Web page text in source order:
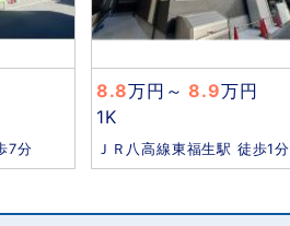
7分
8.8万円 ～ 8.9万円
1K
ＪＲ八高線東福生駅 徒歩1分